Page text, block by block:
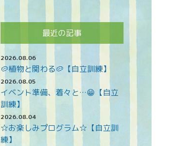
最近の記事
2026.08.06
🥔植物と関わる🥔【自立訓練】
2026.08.05
イベント準備、着々と…😁【自立
訓練】
2026.08.04
☆お楽しみプログラム☆【自立訓
練】